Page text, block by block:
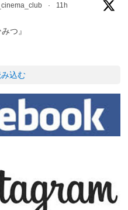
· 11h
つ』
込む